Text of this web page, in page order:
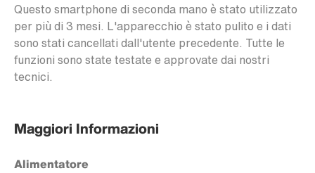
Questo smartphone di seconda mano è stato utilizzato
per più di 3 mesi. L'apparecchio è stato pulito e i dati
sono stati cancellati dall'utente precedente. Tutte le
funzioni sono state testate e approvate dai nostri
tecnici.
Maggiori Informazioni
Alimentatore